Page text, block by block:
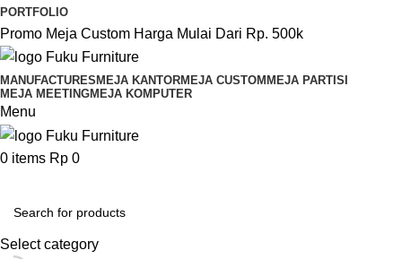
PORTFOLIO
Promo Meja Custom Harga Mulai Dari Rp. 500k
MANUFACTURES MEJA KANTORMEJA CUSTOM MEJA PARTISI
MEJA MEETINGMEJA KOMPUTER
Menu
0 items Rp 0
Select category